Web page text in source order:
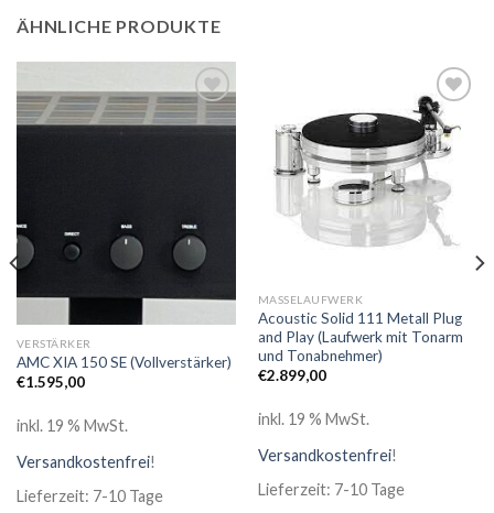
ÄHNLICHE PRODUKTE
Zur
VERSTÄRKER
AMC XIA 150 SE (Vollverstärker)
€1.595,00
inkl. 19 % MwSt.
Versandkostenfrei!
Lieferzeit: 7-10 Tage
Zur
Wunschliste
MASSELAUFWERK
Acoustic Solid 111 Metall Plug
and Play (Laufwerk mit Tonarm
und Tonabnehmer)
€2.899,00
inkl. 19 % MwSt.
Versandkostenfrei!
Lieferzeit: 7-10 Tage